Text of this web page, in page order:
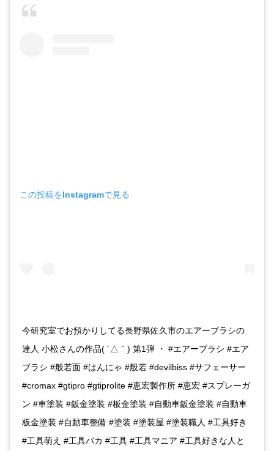
この投稿をInstagramで見る
今研究室でお預かりしてる長野県佐久市のエアーブラシの
達人 小松さんの作品( ´△｀) 第1弾 ・ #エアーブラシ #エア
ブラシ #般若面 #はんにゃ #般若 #devilbiss #サフェーサー
#cromax #gtipro #gtiprolite #恵宏製作所 #恵宏 #スプレーガ
ン #車塗装 #鈑金塗装 #板金塗装 #自動車鈑金塗装 #自動車
板金塗装 #自動車整備 #塗装 #塗装屋 #塗装職人 #工具好き
#工具萌え #工具バカ #工具 #工具マニア #工具好きな人と